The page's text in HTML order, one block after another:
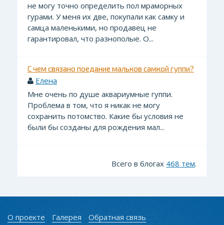
не могу точно определить пол мраморных
гурами. У меня их две, покупали как самку и
самца маленькими, но продавец не
гарантировал, что разнополые. О...
С чем связано поедание мальков самкой гуппи?
Елена
Мне очень по душе аквариумные гуппи.
Проблема в том, что я никак не могу
сохранить потомство. Какие бы условия не
были бы созданы для рождения мал...
Всего в блогах 468 тем.
О проекте Галерея Обратная связь